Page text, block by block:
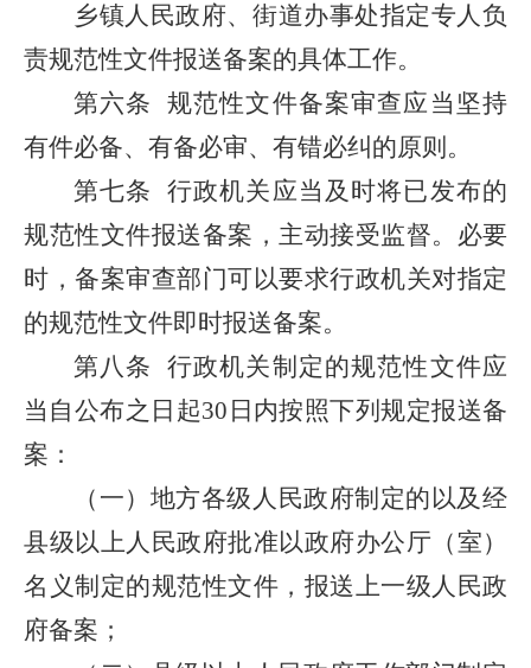
乡镇人民政府、街道办事处指定专人负
责规范性文件报送备案的具体工作。
第六条
规范性文件备案审查应当坚持
有件必备、有备必审、有错必纠的原则。
第七条
行政机关应当及时将已发布的
规范性文件报送备案，主动接受监督。必要
时，备案审查部门可以要求行政机关对指定
的规范性文件即时报送备案。
第八条
行政机关制定的规范性文件应
当自公布之日起30日内按照下列规定报送备
案：
（一）地方各级人民政府制定的以及经
县级以上人民政府批准以政府办公厅（室）
名义制定的规范性文件，报送上一级人民政
府备案；